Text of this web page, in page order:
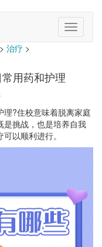
切
换
> 治疗 >
用药和护理
?住校意味着脱离家庭
是挑战，也是培养自我
以顺利进行。